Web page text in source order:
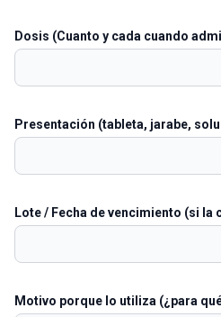
Dosis (Cuanto y cada cuando
Presentación (tableta, jarabe,
Lote / Fecha de vencimiento (si la
Motivo porque lo utiliza (¿para